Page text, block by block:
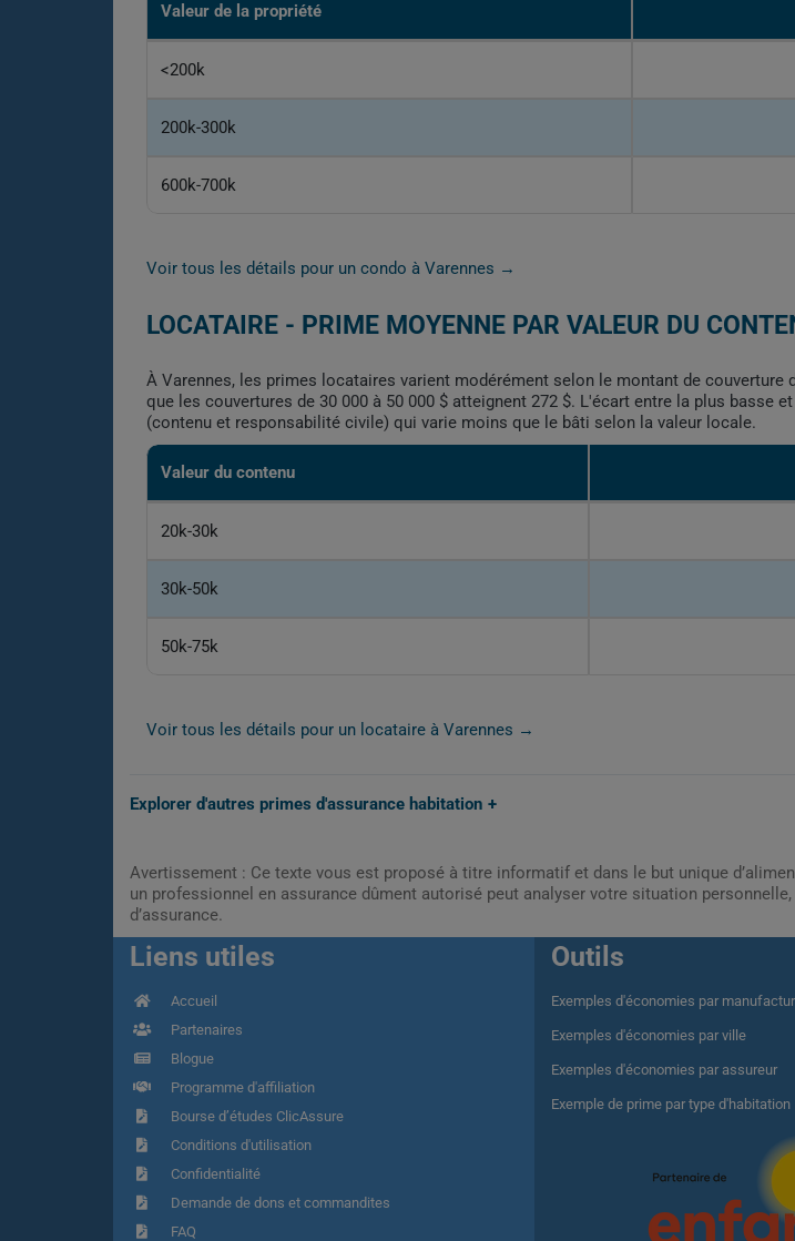
Valeur de la propriété
<200k
200k-300k
600k-700k
Voir tous les détails pour un condo à Varennes →
LOCATAIRE - PRIME MOYENNE PAR VALEUR DU
À Varennes, les primes locataires varient modérément selon le montant de
que les couvertures de 30 000 à 50 000 $ atteignent 272 $. L'écart entre la plus basse
(contenu et responsabilité civile) qui varie moins que le bâti selon la valeur locale.
Valeur du contenu
20k-30k
30k-50k
50k-75k
Voir tous les détails pour un locataire à Varennes →
Explorer d'autres primes d'assurance habitation
Avertissement : Ce texte vous est proposé à titre informatif et dans le but unique
un professionnel en assurance dûment autorisé peut analyser votre situation
d’assurance.
Liens utiles
Accueil
Partenaires
Blogue
Programme d'affiliation
Bourse d’études ClicAssure
Conditions d'utilisation
Confidentialité
Demande de dons et commandites
FAQ
Outils
Exemples d'économies par
Exemples d'économies par ville
Exemples d'économies par assureur
Exemple de prime par type d'habitation